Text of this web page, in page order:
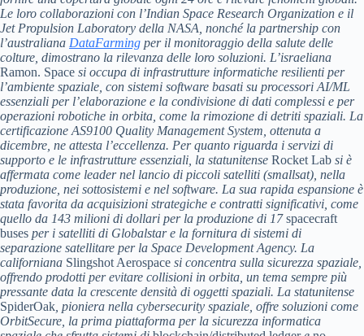
Le loro collaborazioni con l’Indian Space Research Organization e il
Jet Propulsion Laboratory della NASA, nonché la partnership con
l’australiana DataFarming per il monitoraggio della salute delle
colture, dimostrano la rilevanza delle loro soluzioni. L’israeliana
Ramon. Space si occupa di infrastrutture informatiche resilienti per
l’ambiente spaziale, con sistemi software basati su processori AI/ML
essenziali per l’elaborazione e la condivisione di dati complessi e per
operazioni robotiche in orbita, come la rimozione di detriti spaziali. La
certificazione AS9100 Quality Management System, ottenuta a
dicembre, ne attesta l’eccellenza. Per quanto riguarda i servizi di
supporto e le infrastrutture essenziali , la statunitense Rocket Lab si è
affermata come leader nel lancio di piccoli satelliti (smallsat), nella
produzione, nei sottosistemi e nel software. La sua rapida espansione è
stata favorita da acquisizioni strategiche e contratti significativi, come
quello da 143 milioni di dollari per la produzione di 17spacecraft
buses per i satelliti di Globalstar e la fornitura di sistemi di
separazione satellitare per la Space Development Agency. La
californiana Slingshot Aerospace si concentra sulla sicurezza spaziale,
offrendo prodotti per evitare collisioni in orbita, un tema sempre più
pressante data la crescente densità di oggetti spaziali. La statunitense
SpiderOak , pioniera nella cybersecurity spaziale, offre soluzioni come
OrbitSecure, la prima piattaforma per la sicurezza informatica